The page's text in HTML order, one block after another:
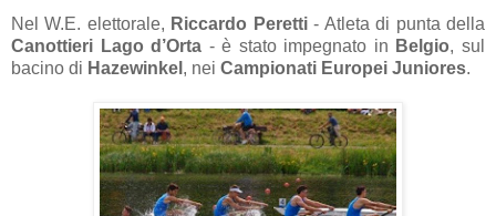
Nel W.E. elettorale, Riccardo Peretti- Atleta di punta della
Canottieri Lago d’Orta - è stato impegnato in Belgio, sul
bacino di Hazewinkel , nei Campionati Europei Juniores.